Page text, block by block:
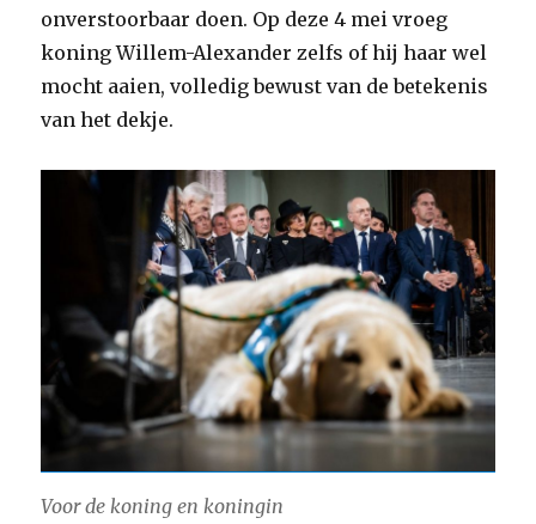
onverstoorbaar doen. Op deze 4 mei vroeg
koning Willem-Alexander zelfs of hij haar wel
mocht aaien, volledig bewust van de betekenis
van het dekje.
Voor de koning en koningin